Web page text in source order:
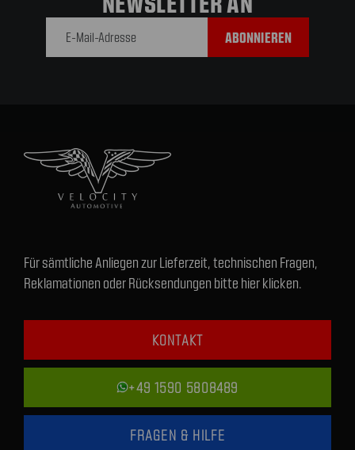
Für sämtliche Anliegen zur Lieferzeit, technischen Fragen,
Reklamationen oder Rücksendungen bitte hier klicken.
KONTAKT
+49 1590 5808489
FRAGEN & HILFE